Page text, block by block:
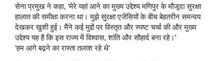
सेना प्रमुख ने कहा, ‘मेरे यहां आने का मुख्य उद्देश्य मणिपुर के मौजूदा सुरक्षा
हालात की समीक्षा करना था। मुझे सुरक्षा एजेंसियों के बीच बेहतरीन समन्वय
देखकर खुशी हुई। मैंने कई मुद्दों पर विस्तृत और स्पष्ट चर्चा की और मुख्य
उद्देश्य यह है कि इस राज्य में विश्वास, शांति और सौहार्द बना रहे।’
‘हम आगे बढ़ने का रास्ता तलाश रहे थे’